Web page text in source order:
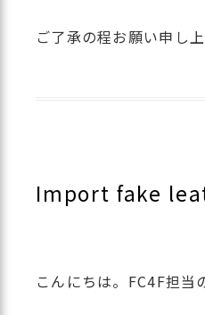
ご了承の程お願い申し上
Import fake
こんにちは。FC4F担当